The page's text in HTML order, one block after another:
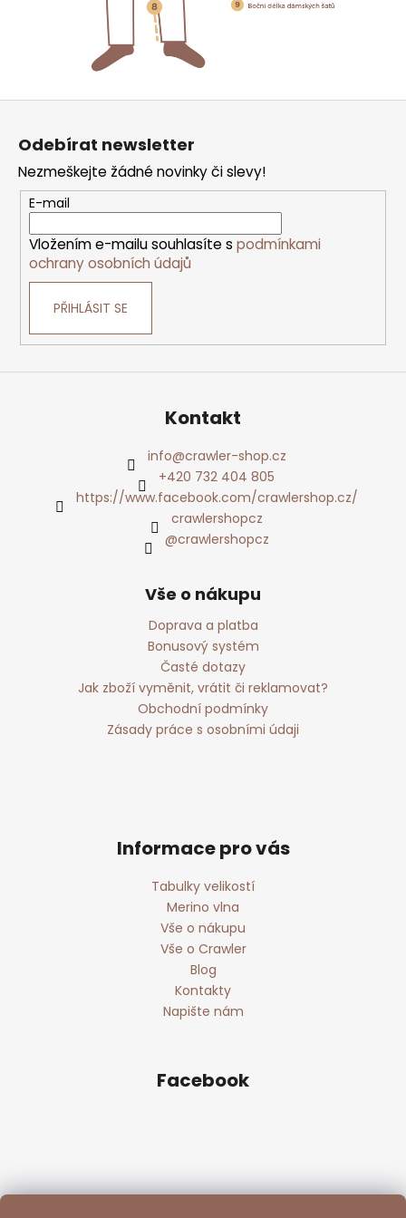
Z
Odebírat newsletter
Nezmeškejte žádné novinky či slevy!
E-mail
Vložením e-mailu souhlasíte s podmínkami
ochrany osobních údajů
PŘIHLÁSIT SE
Kontakt
info@crawler-shop.cz
+420 732 404 805
https://www.facebook.com/crawlershop.cz/
crawlershopcz
@crawlershopcz
Vše o nákupu
Doprava a platba
Bonusový systém
Časté dotazy
Jak zboží vyměnit, vrátit či reklamovat?
Obchodní podmínky
Zásady práce s osobními údaji
Informace pro vás
Tabulky velikostí
Merino vlna
Vše o nákupu
Vše o Crawler
Blog
Kontakty
Napište nám
Facebook